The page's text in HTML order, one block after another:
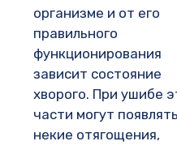
организме и от его
правильного
функционирования
зависит состояние
хворого. При ушибе
части могут
некие отягощения,